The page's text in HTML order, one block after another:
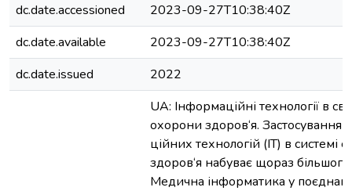
dc.date.accessioned
2023-09-27T10:38:40Z
dc.date.available
2023-09-27T10:38:40Z
dc.date.issued
2022
UA: Інформаційні технології в
охорони здоров‘я. Застосування
ційних технологій (ІТ) в системі
здоров‘я набуває щораз
Медична інформатика у